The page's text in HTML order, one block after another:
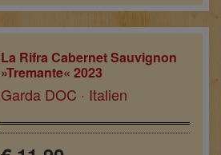
La Rifra Cabernet Sauvignon
»Tremante« 2023
Garda DOC · Italien